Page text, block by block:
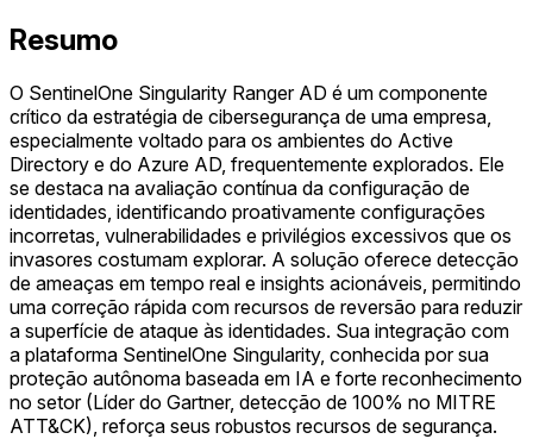
Resumo
O SentinelOne Singularity Ranger AD é um componente
crítico da estratégia de cibersegurança de uma empresa,
especialmente voltado para os ambientes do Active
Directory e do Azure AD, frequentemente explorados. Ele
se destaca na avaliação contínua da configuração de
identidades, identificando proativamente configurações
incorretas, vulnerabilidades e privilégios excessivos que os
invasores costumam explorar. A solução oferece detecção
de ameaças em tempo real e insights acionáveis, permitindo
uma correção rápida com recursos de reversão para reduzir
a superfície de ataque às identidades. Sua integração com
a plataforma SentinelOne Singularity, conhecida por sua
proteção autônoma baseada em IA e forte reconhecimento
no setor (Líder do Gartner, detecção de 100% no MITRE
ATT&CK), reforça seus robustos recursos de segurança.